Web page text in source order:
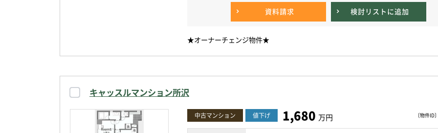
資料請求 検討リストに追加
★オーナーチェンジ物件★
キャッスルマンション所沢
〔物件
中古マンション 値下げ 1,680 万円